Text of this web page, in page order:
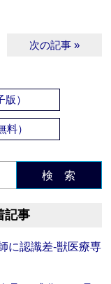
次の記事 »
）
料）
検 索
記事
に認識差‐獣医療専